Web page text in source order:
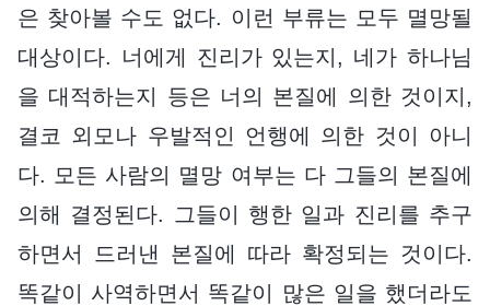
은 찾아볼 수도 없다. 이런 부류는 모두 멸망될
대상이다. 너에게 진리가 있는지, 네가 하나님
을 대적하는지 등은 너의 본질에 의한 것이지,
결코 외모나 우발적인 언행에 의한 것이 아니
다. 모든 사람의 멸망 여부는 다 그들의 본질에
의해 결정된다. 그들이 행한 일과 진리를 추구
하면서 드러낸 본질에 따라 확정되는 것이다.
똑같이 사역하면서 똑같이 많은 일을 했더라도